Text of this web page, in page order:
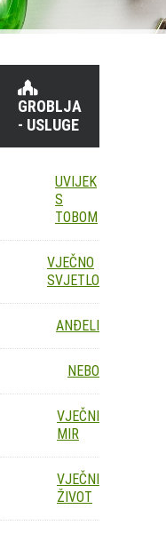
GROBLJA
- USLUGE
UVIJEK
S
TOBOM
VJEČNO
SVJETLO
ANĐELI
NEBO
VJEČNI
MIR
VJEČNI
ŽIVOT